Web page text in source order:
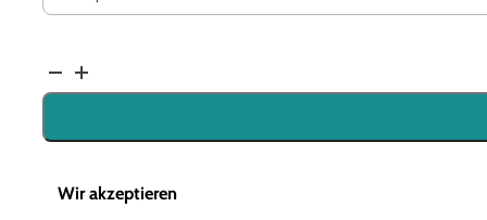
Crash-
Kurs
(Hochschule)
Wir akzeptieren